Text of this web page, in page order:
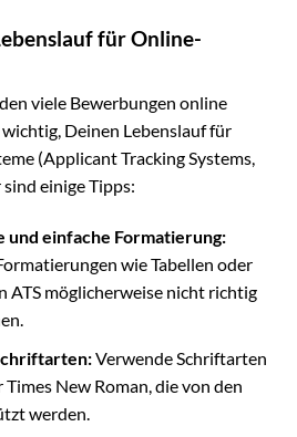
für Online-
viele Bewerbungen online
Deinen Lebenslauf für
(Applicant Tracking Systems,
einige Tipps:
und einfache Formatierung:
wie Tabellen oder
ATS möglicherweise nicht richtig
Verwende Schriftarten
New Roman, die von den
werden.